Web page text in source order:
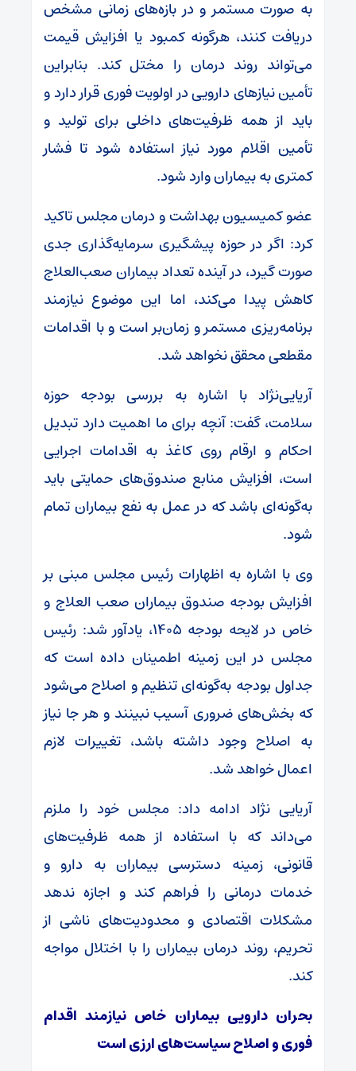
به‌ صورت مستمر و در بازه‌های زمانی مشخص
دریافت کنند، هرگونه کمبود یا افزایش قیمت
می‌تواند روند درمان را مختل کند. بنابراین
تأمین نیازهای دارویی در اولویت فوری قرار دارد و
باید از همه ظرفیت‌های داخلی برای تولید و
تأمین اقلام مورد نیاز استفاده شود تا فشار
کمتری به بیماران وارد شود.
عضو کمیسیون بهداشت و درمان مجلس تاکید
کرد: اگر در حوزه پیشگیری سرمایه‌گذاری جدی
صورت گیرد، در آینده تعداد بیماران صعب‌العلاج
کاهش پیدا می‌کند، اما این موضوع نیازمند
برنامه‌ریزی مستمر و زمان‌بر است و با اقدامات
مقطعی محقق نخواهد شد.
آریایی‌نژاد با اشاره به بررسی بودجه حوزه
سلامت، گفت: آنچه برای ما اهمیت دارد تبدیل
احکام و ارقام روی کاغذ به اقدامات اجرایی
است، افزایش منابع صندوق‌های حمایتی باید
به‌گونه‌ای باشد که در عمل به نفع بیماران تمام
شود.
وی با اشاره به اظهارات رئیس مجلس مبنی بر
افزایش بودجه صندوق بیماران صعب العلاج و
خاص در لایحه بودجه ۱۴۰۵، یادآور شد: رئیس
مجلس در این زمینه اطمینان داده است که
جداول بودجه به‌گونه‌ای تنظیم و اصلاح می‌شود
که بخش‌های ضروری آسیب نبینند و هر جا نیاز
به اصلاح وجود داشته باشد، تغییرات لازم
اعمال خواهد شد.
آریایی نژاد ادامه داد: مجلس خود را ملزم
می‌داند که با استفاده از همه ظرفیت‌های
قانونی، زمینه دسترسی بیماران به دارو و
خدمات درمانی را فراهم کند و اجازه ندهد
مشکلات اقتصادی و محدودیت‌های ناشی از
تحریم، روند درمان بیماران را با اختلال مواجه
کند.
بحران دارویی بیماران خاص نیازمند اقدام
فوری و اصلاح سیاست‌های ارزی است